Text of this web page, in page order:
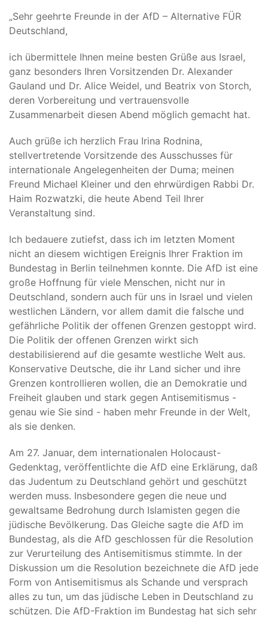
„Sehr geehrte Freunde in der AfD – Alternative FÜR
Deutschland,
ich übermittele Ihnen meine besten Grüße aus Israel,
ganz besonders Ihren Vorsitzenden Dr. Alexander
Gauland und Dr. Alice Weidel, und Beatrix von Storch,
deren Vorbereitung und vertrauensvolle
Zusammenarbeit diesen Abend möglich gemacht hat.
Auch grüße ich herzlich Frau Irina Rodnina,
stellvertretende Vorsitzende des Ausschusses für
internationale Angelegenheiten der Duma; meinen
Freund Michael Kleiner und den ehrwürdigen Rabbi Dr.
Haim Rozwatzki, die heute Abend Teil Ihrer
Veranstaltung sind.
Ich bedauere zutiefst, dass ich im letzten Moment
nicht an diesem wichtigen Ereignis Ihrer Fraktion im
Bundestag in Berlin teilnehmen konnte. Die AfD ist eine
große Hoffnung für viele Menschen, nicht nur in
Deutschland, sondern auch für uns in Israel und vielen
westlichen Ländern, vor allem damit die falsche und
gefährliche Politik der offenen Grenzen gestoppt wird.
Die Politik der offenen Grenzen wirkt sich
destabilisierend auf die gesamte westliche Welt aus.
Konservative Deutsche, die ihr Land sicher und ihre
Grenzen kontrollieren wollen, die an Demokratie und
Freiheit glauben und stark gegen Antisemitismus -
genau wie Sie sind - haben mehr Freunde in der Welt,
als sie denken.
Am 27. Januar, dem internationalen Holocaust-
Gedenktag, veröffentlichte die AfD eine Erklärung, daß
das Judentum zu Deutschland gehört und geschützt
werden muss. Insbesondere gegen die neue und
gewaltsame Bedrohung durch Islamisten gegen die
jüdische Bevölkerung. Das Gleiche sagte die AfD im
Bundestag, als die AfD geschlossen für die Resolution
zur Verurteilung des Antisemitismus stimmte. In der
Diskussion um die Resolution bezeichnete die AfD jede
Form von Antisemitismus als Schande und versprach
alles zu tun, um das jüdische Leben in Deutschland zu
schützen. Die AfD-Fraktion im Bundestag hat sich sehr